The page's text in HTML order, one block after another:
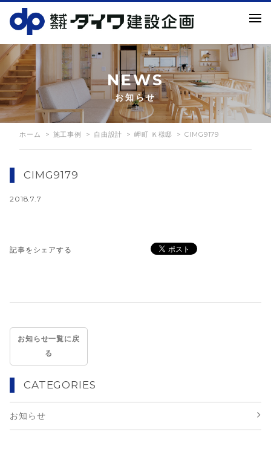
NEWS
お知らせ
ホーム 施工事例 自由設計 岬町 Ｋ様邸 CIMG9179
CIMG9179
2018.7.7
記事をシェアする
お知らせ一覧に戻
る
CATEGORIES
お知らせ